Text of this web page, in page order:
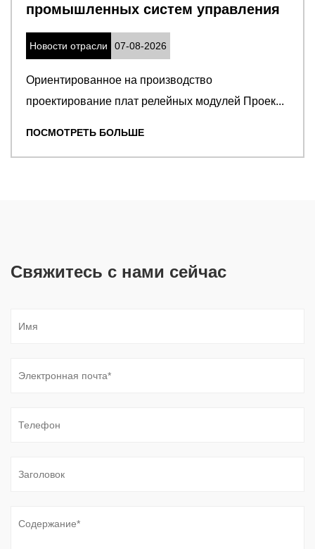
31-07-2026
новую компоновку штабелированных
ПОСМОТРЕТЬ БОЛЬШЕ
Свяжитесь с нами сейчас